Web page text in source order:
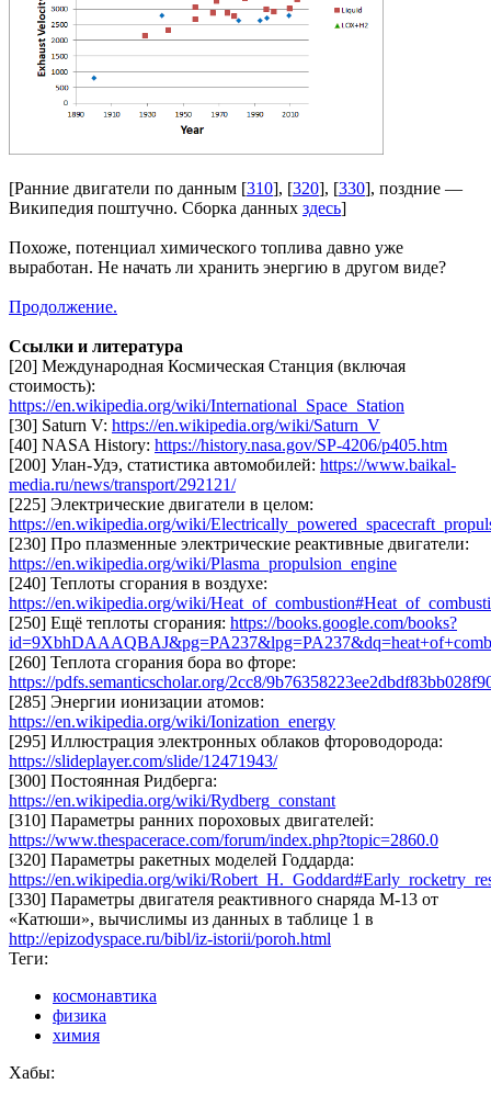
[Ранние двигатели по данным [310], [320], [330], поздние —
Википедия поштучно. Сборка данных здесь]
Похоже, потенциал химического топлива давно уже
выработан. Не начать ли хранить энергию в другом виде?
Продолжение.
Ссылки и литература
[20] Международная Космическая Станция (включая
стоимость):
https://en.wikipedia.org/wiki/International_Space_Station
[30] Saturn V: https://en.wikipedia.org/wiki/Saturn_V
[40] NASA History: https://history.nasa.gov/SP-4206/p405.htm
[200] Улан-Удэ, статистика автомобилей: https://www.baikal-
media.ru/news/transport/292121/
[225] Электрические двигатели в целом:
https://en.wikipedia.org/wiki/
[230] Про плазменные электрические реактивные двигатели:
https://en.wikipedia.org/wiki/Plasma_propulsion_engine
[240] Теплоты сгорания в воздухе:
https://en.wikipedia.org/wiki/
[250] Ещё теплоты сгорания: https://books.google.com/books?
[260] Теплота сгорания бора во фторе:
https://pdfs.semanticscholar.org/2cc8/
[285] Энергии ионизации атомов:
https://en.wikipedia.org/wiki/Ionization_energy
[295] Иллюстрация электронных облаков фтороводорода:
https://slideplayer.com/slide/12471943/
[300] Постоянная Ридберга:
https://en.wikipedia.org/wiki/Rydberg_constant
[310] Параметры ранних пороховых двигателей:
https://www.thespacerace.com/forum/index.php?topic=2860.0
[320] Параметры ракетных моделей Годдарда:
https://en.wikipedia.org/wiki/
[330] Параметры двигателя реактивного снаряда М-13 от
«Катюши», вычислимы из данных в таблице 1 в
http://epizodyspace.ru/bibl/iz-istorii/poroh.html
Теги:
космонавтика
физика
химия
Хабы: